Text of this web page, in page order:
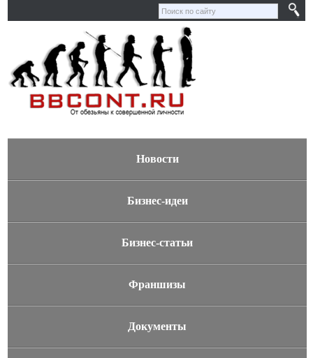
Новости
Бизнес-идеи
Бизнес-статьи
Франшизы
Документы